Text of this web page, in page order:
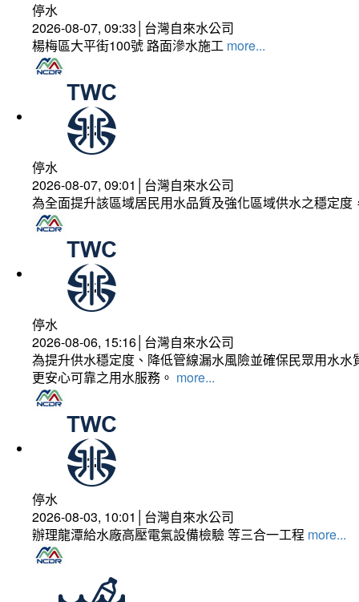
停水
2026-08-07, 09:33│台灣自來水公司
楊梅區大平街100號 路面滲水施工 more...
停水
2026-08-07, 09:01│台灣自來水公司
為全面提升該區域居民用水品質及強化區域供水之穩定
停水
2026-08-06, 15:16│台灣自來水公司
為提升供水穩定度、降低管線漏水風險並確保民眾用水
更安心可靠之用水服務。 more...
停水
2026-08-03, 10:01│台灣自來水公司
辦理龍潭給水廠高壓電氣設備檢驗 等三合一工程 more...